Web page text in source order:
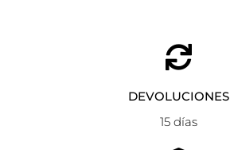
DEVOLUCIONES
15 días